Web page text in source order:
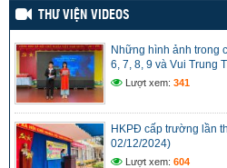
THƯ VIỆN VIDEOS
Những hình ảnh trong
6, 7, 8, 9 và Vui Trung
Lượt xem: 341
HKPĐ cấp trường lần
02/12/2024)
Lượt xem: 604